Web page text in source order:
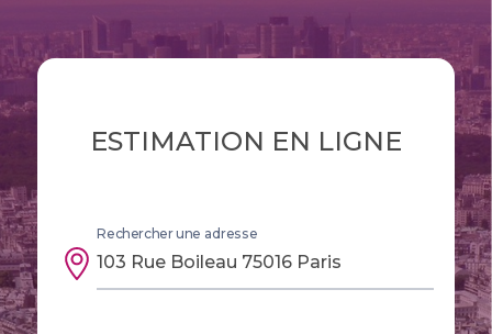
ESTIMATION EN LIGNE
Rechercher une adresse